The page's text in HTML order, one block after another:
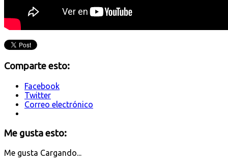
Comparte esto:
Facebook
Twitter
Correo electrónico
Me gusta esto:
Me gusta Cargando...